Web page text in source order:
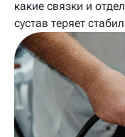
какие связки и
сустав теряет